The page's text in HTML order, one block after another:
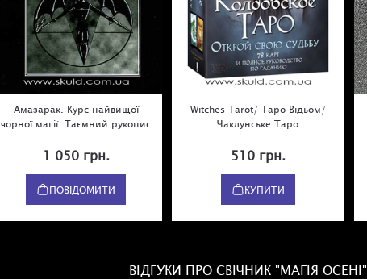
Амазарак. Курс найвищої
чорної магії. Таємний рукопис
1 050 грн.
ПОВІДОМИТИ
Witches Tarot/ Таро Відьом/
Чаклунське Таро
510 грн.
КУПИТИ
ВІДГУКИ ПРО СВІЧНИК "МАГІЯ ОСЕНІ"